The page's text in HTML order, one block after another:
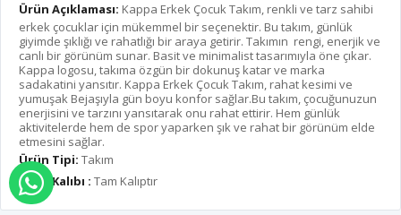
Ürün Açıklaması: Kappa Erkek Çocuk Takım, renkli ve tarz sahibi
erkek çocuklar için mükemmel bir seçenektir. Bu takım, günlük
giyimde şıklığı ve rahatlığı bir araya getirir. Takımın rengi, enerjik ve
canlı bir görünüm sunar. Basit ve minimalist tasarımıyla öne çıkar.
Kappa logosu, takıma özgün bir dokunuş katar ve marka
sadakatini yansıtır. Kappa Erkek Çocuk Takım, rahat kesimi ve
yumuşak Bejaşıyla gün boyu konfor sağlar.Bu takım, çocuğunuzun
enerjisini ve tarzını yansıtarak onu rahat ettirir. Hem günlük
aktivitelerde hem de spor yaparken şık ve rahat bir görünüm elde
etmesini sağlar.
Ürün Tipi: Takım
Ürün Kalıbı : Tam Kalıptır
WHATSAPP İLE SİPARİŞ VER